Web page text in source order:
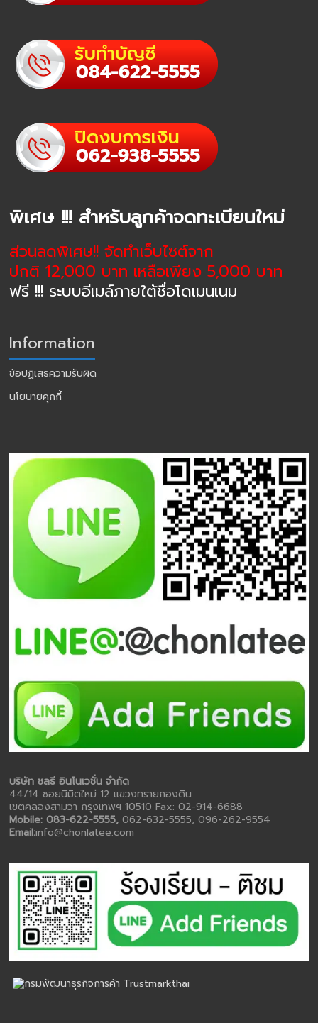
พิเศษ !!! สำหรับลูกค้าจดทะเบียนใหม่
ส่วนลดพิเศษ!! จัดทำเว็บไซต์จาก
ปกติ 12,000 บาท เหลือเพียง 5,000 บาท
ฟรี !!! ระบบอีเมล์ภายใต้ชื่อโดเมนเนม
Information
ข้อปฏิเสธความรับผิด
นโยบายคุกกี้
บริษัท ชลธี อินโนเวชั่น จำกัด
44/14 ซอยนิมิตใหม่ 12 แขวงทรายกองดิน
เขตคลองสามวา กรุงเทพฯ 10510 Fax: 02-914-6688
Mobile: 083-622-5555,062-632-5555, 096-262-9554
Email:info@chonlatee.com